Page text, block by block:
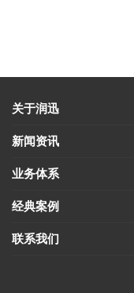
关于润迅
新闻资讯
业务体系
经典案例
联系我们